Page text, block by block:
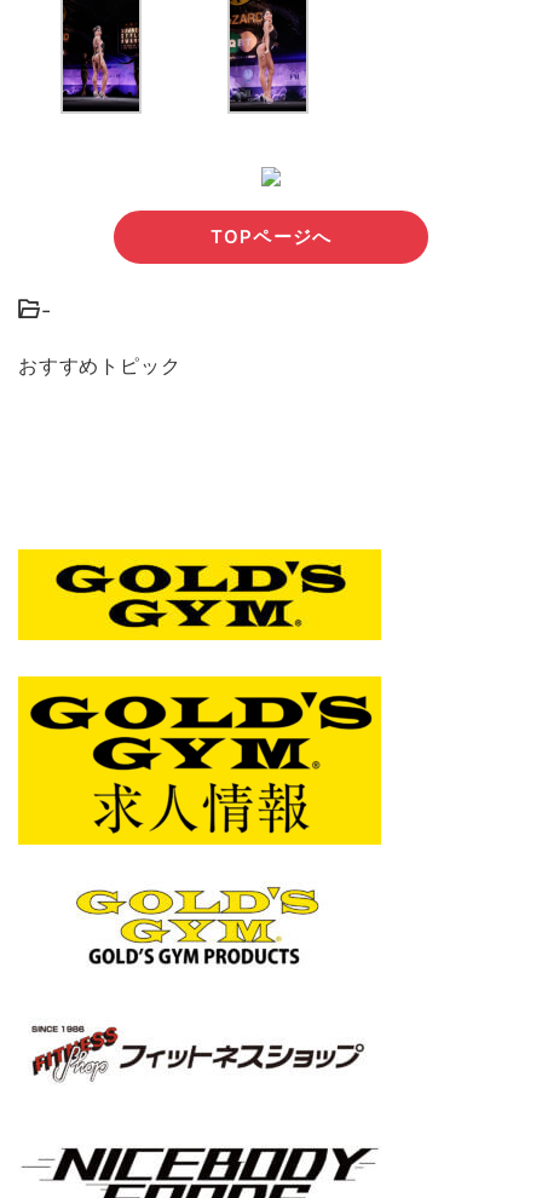
TOPページへ
-
おすすめトピック